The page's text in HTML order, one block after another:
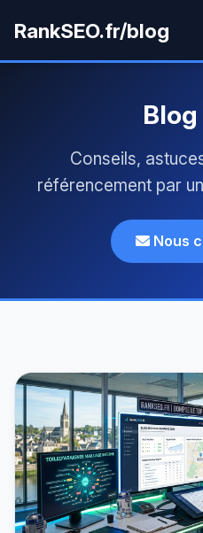
RankSEO.fr/blog
Blog
Conseils,
référencement par
Nous